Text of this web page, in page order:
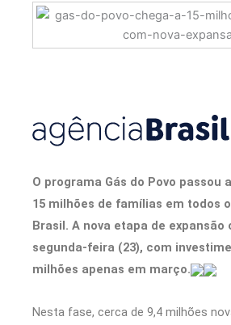
O programa Gás do Povo passou
15 milhões de famílias em todos
Brasil. A nova etapa de expansão
segunda-feira (23), com
milhões apenas em março.
Nesta fase, cerca de 9,4 milhões